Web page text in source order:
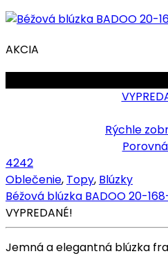
AKCIA
Rýchle
4242
Oblečenie, Topy, Blúzky
Béžová blúzka BADOO 20-
VYPREDANÉ!
Jemná a elegantná blúzka